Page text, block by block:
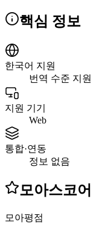
핵심 정보
한국어 지원
번역 수준 지원
지원 기기
Web
통합·연동
정보 없음
모아스코어
모아평점